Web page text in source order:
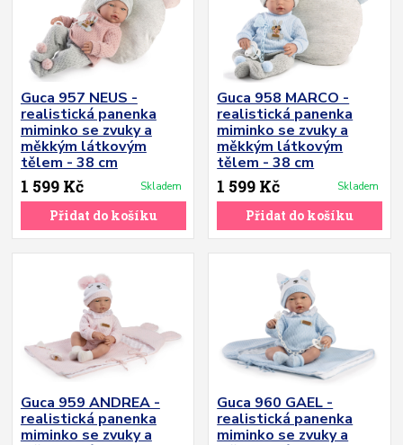
Guca 957 NEUS -
realistická panenka
miminko se zvuky a
měkkým látkovým
tělem - 38 cm
1 599 Kč Skladem
Přidat do košíku
Guca 958 MARCO -
realistická panenka
miminko se zvuky a
měkkým látkovým
tělem - 38 cm
1 599 Kč Skladem
Přidat do košíku
Guca 959 ANDREA -
realistická panenka
miminko se zvuky a
Guca 960 GAEL -
realistická panenka
miminko se zvuky a